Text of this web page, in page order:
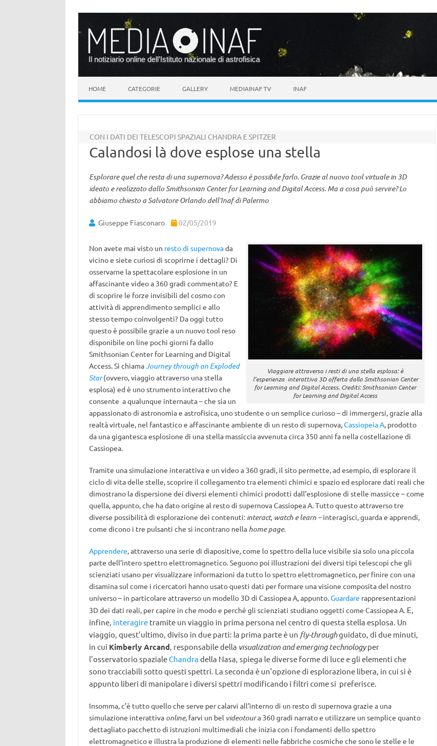
Il notiziario online dell’Istituto nazionale di astrofisica
HOME CATEGORIE GALLERY MEDIAINAF TV INAF
CON I DATI DEI TELESCOPI SPAZIALI CHANDRA E SPITZER
Calandosi là dove esplose una stella
Esplorare quel che resta di una supernova? Adesso è possibile farlo. Grazie al nuovo tool virtuale in 3D
ideato e realizzato dallo Smithsonian Center for Learning and Digital Access. Ma a cosa può servire? Lo
abbiamo chiesto a Salvatore Orlando dell’Inaf di Palermo
Giuseppe Fiasconaro 02/05/2019
Viaggiare attraverso i resti di una stella esplosa: è
l’esperienza interattiva 3D offerta dallo Smithsonian Center
for Learning and Digital Access. Crediti: Smithsonian Center
for Learning and Digital Access
Non avete mai visto un resto di supernovada
vicino e siete curiosi di scoprirne i dettagli? Di
osservarne la spettacolare esplosione in un
affascinante video a 360 gradi commentato? E
di scoprire le forze invisibili del cosmo con
attività di apprendimento semplici e allo
stesso tempo coinvolgenti? Da oggi tutto
questo è possibile grazie a un nuovo tool reso
disponibile on line pochi giorni fa dallo
Smithsonian Center for Learning and Digital
Access. Si chiamaJourney through an Exploded
Star(ovvero, viaggio attraverso una stella
esplosa) ed è uno strumento interattivo che
consente a qualunque internauta – che sia un
appassionato di astronomia e astrofisica, uno studente o un semplice curioso – di immergersi, grazie alla
realtà virtuale, nel fantastico e affascinante ambiente di un resto di supernova,Cassiopeia A, prodotto
da una gigantesca esplosione di una stella massiccia avvenuta circa 350 anni fa nella costellazione di
Cassiopea.
Tramite una simulazione interattiva e un video a 360 gradi, il sito permette, ad esempio, di esplorare il
ciclo di vita delle stelle, scoprire il collegamento tra elementi chimici e spazio ed esplorare dati reali che
dimostrano la dispersione dei diversi elementi chimici prodotti dall’esplosione di stelle massicce – come
quella, appunto, che ha dato origine al resto di supernova Cassiopea A.Tutto questo attraverso tre
diverse possibilità di esplorazione dei contenuti: interact, watch e learn –interagisci, guarda e apprendi,
come dicono i tre pulsanti che si incontrano nella home page.
Apprendere, attraverso una serie di diapositive, come lo spettro della luce visibile sia solo una piccola
parte dell’intero spettro elettromagnetico. Seguono poi illustrazioni dei diversi tipi telescopi che gli
scienziati usano per visualizzare informazioni da tutto lo spettro elettromagnetico, per finire con una
disamina sul come i ricercatori hanno usato questi dati per formare una visione composita del nostro
universo – in particolare attraverso un modello 3D di Cassiopea A, appunto.Guardare rappresentazioni
3D dei dati reali, per capire in che modo e perché gli scienziati studiano oggetti come Cassiopea A. E,
infine, interagiretramiteun viaggio in prima persona nel centro di questa stella esplosa. Un
viaggio, quest’ultimo, diviso in due parti: la prima parte è un fly-throughguidato, di due minuti,
in cui Kimberly Arcand, responsabile della visualization and emerging technologyper
l’osservatorio spazialeChandra della Nasa, spiega le diverse forme di luce e gli elementi che
sono tracciabili sotto questi spettri. La seconda è un’opzione di esplorazione libera, in cui si è
appunto liberi di manipolare i diversi spettri modificando i filtri come si preferisce.
Insomma, c’è tutto quello che serve per calarvi all’interno di un resto di supernova grazie a una
simulazione interattiva online, farvi un bel videotoura 360 gradi narrato e utilizzare un semplice quanto
dettagliato pacchetto di istruzioni multimediali che inizia con i fondamenti dello spettro
elettromagnetico e illustra la produzione di elementi nelle fabbriche cosmiche che sono le stelle e le